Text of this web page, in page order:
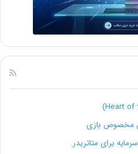
مخصوص بازی
برای متاتریدر